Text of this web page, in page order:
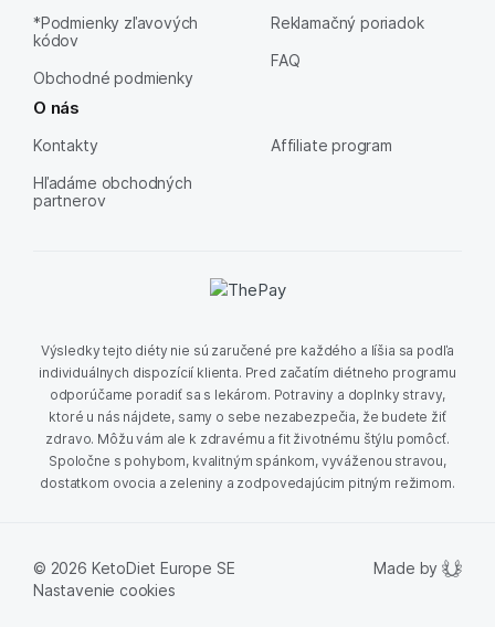
*Podmienky zľavových
kódov
Obchodné podmienky
Reklamačný poriadok
FAQ
O nás
Kontakty
Hľadáme obchodných
partnerov
Affiliate program
Výsledky tejto diéty nie sú zaručené pre každého a líšia sa podľa
individuálnych dispozícií klienta. Pred začatím diétneho programu
odporúčame poradiť sa s lekárom. Potraviny a doplnky stravy,
ktoré u nás nájdete, samy o sebe nezabezpečia, že budete žiť
zdravo. Môžu vám ale k zdravému a fit životnému štýlu pomôcť.
Spoločne s pohybom, kvalitným spánkom, vyváženou stravou,
dostatkom ovocia a zeleniny a zodpovedajúcim pitným režimom.
© 2026 KetoDiet Europe SE
Nastavenie cookies
Made by